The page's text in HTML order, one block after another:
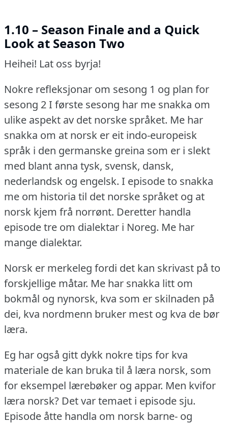
1.10 – Season Finale and a Quick
Look at Season Two
Heihei! Lat oss byrja!
Nokre refleksjonar om sesong 1 og plan for
sesong 2 I første sesong har me snakka om
ulike aspekt av det norske språket. Me har
snakka om at norsk er eit indo-europeisk
språk i den germanske greina som er i slekt
med blant anna tysk, svensk, dansk,
nederlandsk og engelsk. I episode to snakka
me om historia til det norske språket og at
norsk kjem frå norrønt. Deretter handla
episode tre om dialektar i Noreg. Me har
mange dialektar.
Norsk er merkeleg fordi det kan skrivast på to
forskjellige måtar. Me har snakka litt om
bokmål og nynorsk, kva som er skilnaden på
dei, kva nordmenn bruker mest og kva de bør
læra.
Eg har også gitt dykk nokre tips for kva
materiale de kan bruka til å læra norsk, som
for eksempel lærebøker og appar. Men kvifor
læra norsk? Det var temaet i episode sju.
Episode åtte handla om norsk barne- og